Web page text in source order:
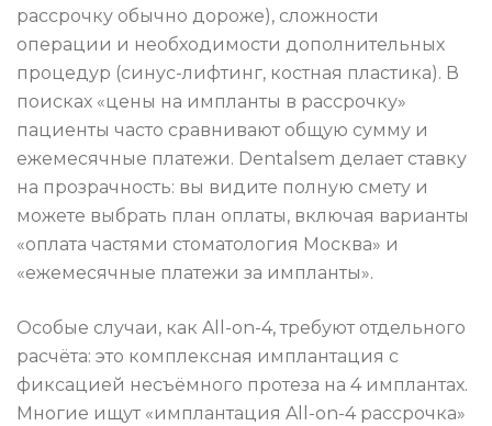
рассрочку обычно дороже), сложности
операции и необходимости дополнительных
процедур (синус-лифтинг, костная пластика). В
поисках «цены на импланты в рассрочку»
пациенты часто сравнивают общую сумму и
ежемесячные платежи. Dentalsem делает ставку
на прозрачность: вы видите полную смету и
можете выбрать план оплаты, включая варианты
«оплата частями стоматология Москва» и
«ежемесячные платежи за импланты».
Особые случаи, как All-on-4, требуют отдельного
расчёта: это комплексная имплантация с
фиксацией несъёмного протеза на 4 имплантах.
Многие ищут «имплантация All-on-4 рассрочка»